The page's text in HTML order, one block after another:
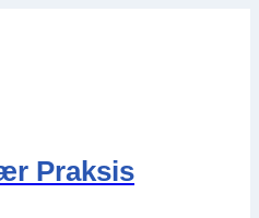
Praksis